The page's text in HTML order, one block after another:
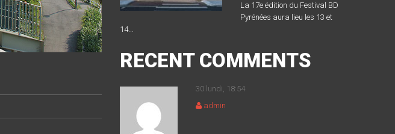
La 17e édition du Festival BD
Pyrénées aura lieu les 13 et
14...
RECENT COMMENTS
30 lundi, 18:54
admin